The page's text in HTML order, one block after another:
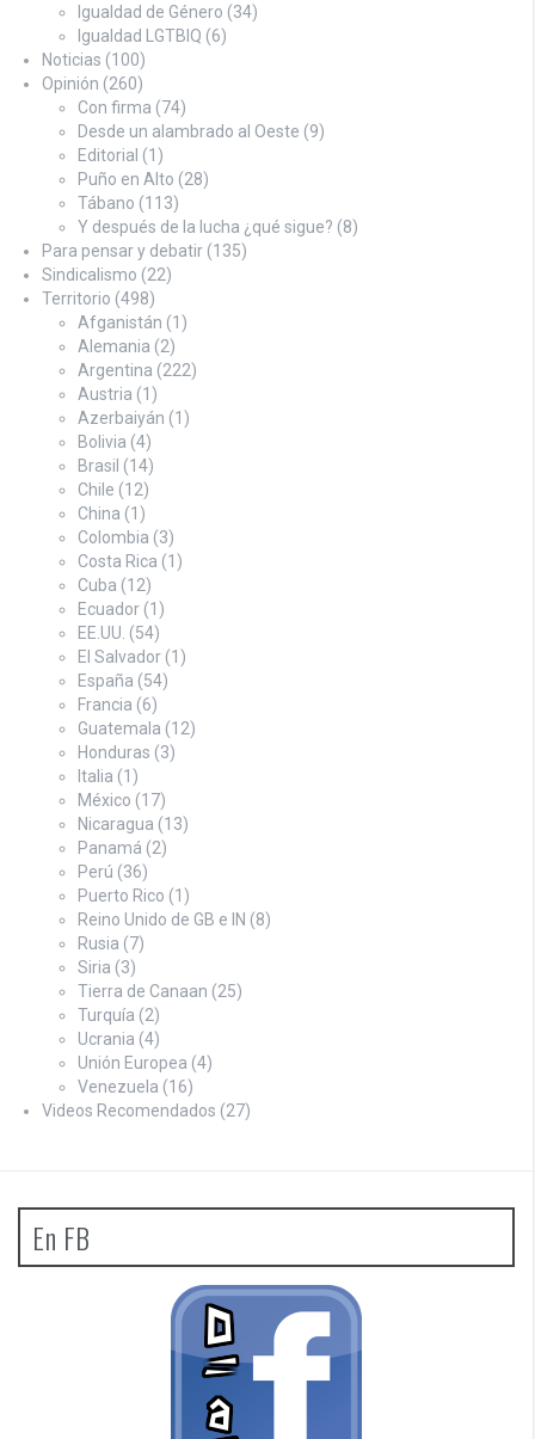
Igualdad de Género (34)
Igualdad LGTBIQ (6)
Noticias (100)
Opinión (260)
Con firma (74)
Desde un alambrado al Oeste (9)
Editorial (1)
Puño en Alto (28)
Tábano (113)
Y después de la lucha ¿qué sigue? (8)
Para pensar y debatir (135)
Sindicalismo (22)
Territorio (498)
Afganistán (1)
Alemania (2)
Argentina (222)
Austria (1)
Azerbaiyán (1)
Bolivia (4)
Brasil (14)
Chile (12)
China (1)
Colombia (3)
Costa Rica (1)
Cuba (12)
Ecuador (1)
EE.UU. (54)
El Salvador (1)
España (54)
Francia (6)
Guatemala (12)
Honduras (3)
Italia (1)
México (17)
Nicaragua (13)
Panamá (2)
Perú (36)
Puerto Rico (1)
Reino Unido de GB e IN (8)
Rusia (7)
Siria (3)
Tierra de Canaan (25)
Turquía (2)
Ucrania (4)
Unión Europea (4)
Venezuela (16)
Videos Recomendados (27)
En FB